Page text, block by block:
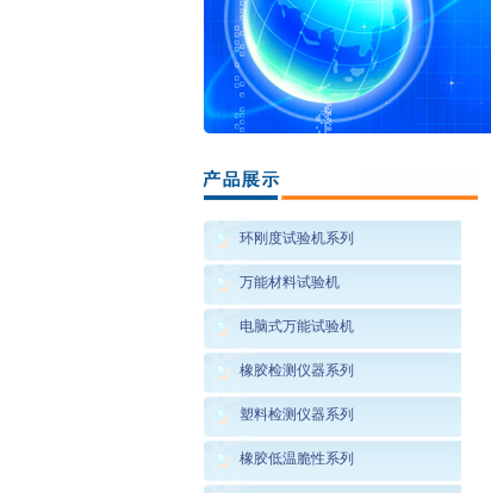
环刚度试验机系列
万能材料试验机
电脑式万能试验机
橡胶检测仪器系列
塑料检测仪器系列
橡胶低温脆性系列